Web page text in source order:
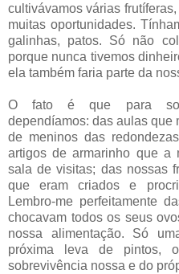
cultivávamos várias
muitas oportunidades.
galinhas, patos. Só não
porque nunca tivemos
ela também faria parte da
O fato é que para
dependíamos: das aulas que
de meninos das
artigos de armarinho que a
sala de visitas; das nossas
que eram criados e
Lembro-me perfeitamente
chocavam todos os seus
nossa alimentação. Só
próxima leva de pintos,
sobrevivência nossa e do